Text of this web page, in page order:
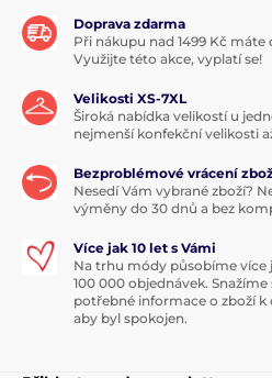
Doprava zdarma
Při nákupu nad 1499 Kč máte
Využijte této akce, vyplatí se!
Velikosti XS-7XL
Široká nabídka velikostí u
nejmenší konfekční velikosti
Bezproblémové vrácení
Nesedí Vám vybrané zboží?
výměny do 30 dnů a bez
Více jak 10 let s Vámi
Na trhu módy působíme více
100 000 objednávek.
potřebné informace o zboží k
aby byl spokojen.